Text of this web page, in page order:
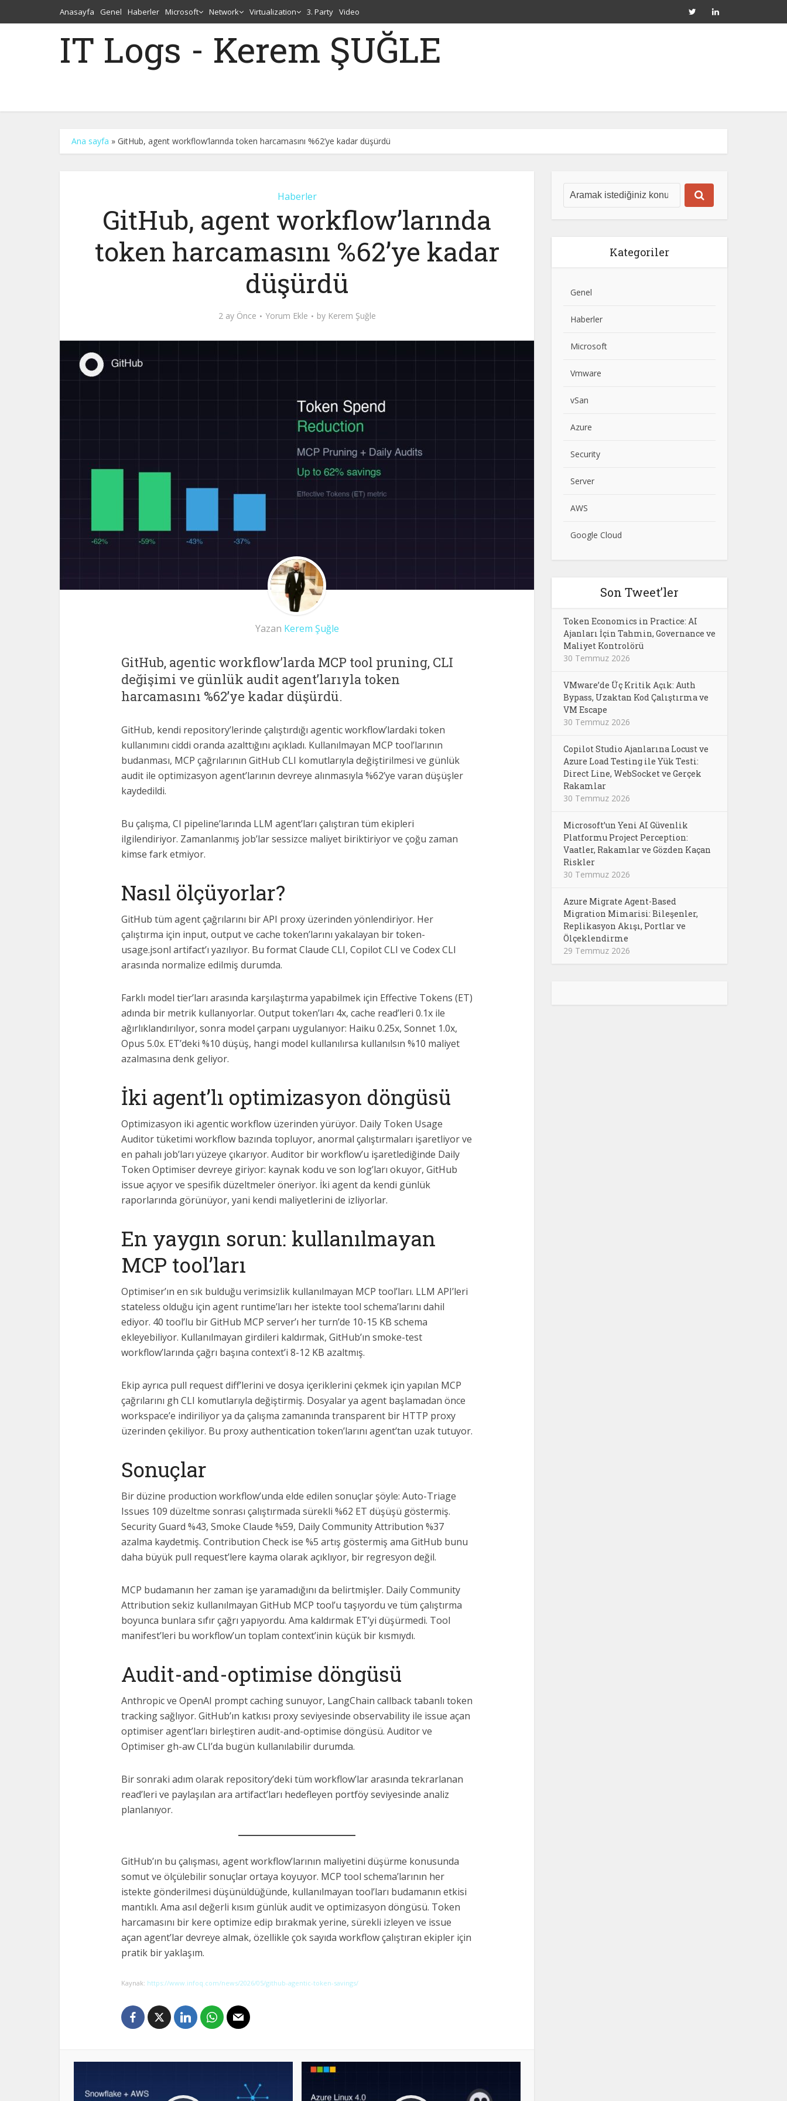
Anasayfa Genel Haberler Microsoft Network Virtualization 3. Party Video
IT Logs - Kerem ŞUĞLE
Ana sayfa » GitHub, agent workflow’larında token harcamasını %62’ye kadar düşürdü
Haberler
GitHub, agent workflow’larında
token harcamasını %62’ye kadar
düşürdü
2 ay Önce Yorum Ekle by Kerem Şuğle
Yazan Kerem Şuğle
GitHub, agentic workflow’larda MCP tool pruning, CLI
değişimi ve günlük audit agent’larıyla token
harcamasını %62’ye kadar düşürdü.
GitHub, kendi repository’lerinde çalıştırdığı agentic workflow’lardaki token
kullanımını ciddi oranda azalttığını açıkladı. Kullanılmayan MCP tool’larının
budanması, MCP çağrılarının GitHub CLI komutlarıyla değiştirilmesi ve günlük
audit ile optimizasyon agent’larının devreye alınmasıyla %62’ye varan düşüşler
kaydedildi.
Bu çalışma, CI pipeline’larında LLM agent’ları çalıştıran tüm ekipleri
ilgilendiriyor. Zamanlanmış job’lar sessizce maliyet biriktiriyor ve çoğu zaman
kimse fark etmiyor.
Nasıl ölçüyorlar?
GitHub tüm agent çağrılarını bir API proxy üzerinden yönlendiriyor. Her
çalıştırma için input, output ve cache token’larını yakalayan bir token-
usage.jsonl artifact’ı yazılıyor. Bu format Claude CLI, Copilot CLI ve Codex CLI
arasında normalize edilmiş durumda.
Farklı model tier’ları arasında karşılaştırma yapabilmek için Effective Tokens (ET)
adında bir metrik kullanıyorlar. Output token’ları 4x, cache read’leri 0.1x ile
ağırlıklandırılıyor, sonra model çarpanı uygulanıyor: Haiku 0.25x, Sonnet 1.0x,
Opus 5.0x. ET’deki %10 düşüş, hangi model kullanılırsa kullanılsın %10 maliyet
azalmasına denk geliyor.
İki agent’lı optimizasyon döngüsü
Optimizasyon iki agentic workflow üzerinden yürüyor. Daily Token Usage
Auditor tüketimi workflow bazında topluyor, anormal çalıştırmaları işaretliyor ve
en pahalı job’ları yüzeye çıkarıyor. Auditor bir workflow’u işaretlediğinde Daily
Token Optimiser devreye giriyor: kaynak kodu ve son log’ları okuyor, GitHub
issue açıyor ve spesifik düzeltmeler öneriyor. İki agent da kendi günlük
raporlarında görünüyor, yani kendi maliyetlerini de izliyorlar.
En yaygın sorun: kullanılmayan
MCP tool’ları
Optimiser’ın en sık bulduğu verimsizlik kullanılmayan MCP tool’ları. LLM API’leri
stateless olduğu için agent runtime’ları her istekte tool schema’larını dahil
ediyor. 40 tool’lu bir GitHub MCP server’ı her turn’de 10-15 KB schema
ekleyebiliyor. Kullanılmayan girdileri kaldırmak, GitHub’ın smoke-test
workflow’larında çağrı başına context’i 8-12 KB azaltmış.
Ekip ayrıca pull request diff’lerini ve dosya içeriklerini çekmek için yapılan MCP
çağrılarını gh CLI komutlarıyla değiştirmiş. Dosyalar ya agent başlamadan önce
workspace’e indiriliyor ya da çalışma zamanında transparent bir HTTP proxy
üzerinden çekiliyor. Bu proxy authentication token’larını agent’tan uzak tutuyor.
Sonuçlar
Bir düzine production workflow’unda elde edilen sonuçlar şöyle: Auto-Triage
Issues 109 düzeltme sonrası çalıştırmada sürekli %62 ET düşüşü göstermiş.
Security Guard %43, Smoke Claude %59, Daily Community Attribution %37
azalma kaydetmiş. Contribution Check ise %5 artış göstermiş ama GitHub bunu
daha büyük pull request’lere kayma olarak açıklıyor, bir regresyon değil.
MCP budamanın her zaman işe yaramadığını da belirtmişler. Daily Community
Attribution sekiz kullanılmayan GitHub MCP tool’u taşıyordu ve tüm çalıştırma
boyunca bunlara sıfır çağrı yapıyordu. Ama kaldırmak ET’yi düşürmedi. Tool
manifest’leri bu workflow’un toplam context’inin küçük bir kısmıydı.
Audit-and-optimise döngüsü
Anthropic ve OpenAI prompt caching sunuyor, LangChain callback tabanlı token
tracking sağlıyor. GitHub’ın katkısı proxy seviyesinde observability ile issue açan
optimiser agent’ları birleştiren audit-and-optimise döngüsü. Auditor ve
Optimiser gh-aw CLI’da bugün kullanılabilir durumda.
Bir sonraki adım olarak repository’deki tüm workflow’lar arasında tekrarlanan
read’leri ve paylaşılan ara artifact’ları hedefleyen portföy seviyesinde analiz
planlanıyor.
GitHub’ın bu çalışması, agent workflow’larının maliyetini düşürme konusunda
somut ve ölçülebilir sonuçlar ortaya koyuyor. MCP tool schema’larının her
istekte gönderilmesi düşünüldüğünde, kullanılmayan tool’ları budamanın etkisi
mantıklı. Ama asıl değerli kısım günlük audit ve optimizasyon döngüsü. Token
harcamasını bir kere optimize edip bırakmak yerine, sürekli izleyen ve issue
açan agent’lar devreye almak, özellikle çok sayıda workflow çalıştıran ekipler için
pratik bir yaklaşım.
Kaynak: https://www.infoq.com/news/2026/05/github-agentic-token-savings/
Kategoriler
Genel
Haberler
Microsoft
Vmware
vSan
Azure
Security
Server
AWS
Google Cloud
Son Tweet’ler
Token Economics in Practice: AI
Ajanları İçin Tahmin, Governance ve
Maliyet Kontrolörü
30 Temmuz 2026
VMware’de Üç Kritik Açık: Auth
Bypass, Uzaktan Kod Çalıştırma ve
VM Escape
30 Temmuz 2026
Copilot Studio Ajanlarına Locust ve
Azure Load Testing ile Yük Testi:
Direct Line, WebSocket ve Gerçek
Rakamlar
30 Temmuz 2026
Microsoft’un Yeni AI Güvenlik
Platformu Project Perception:
Vaatler, Rakamlar ve Gözden Kaçan
Riskler
30 Temmuz 2026
Azure Migrate Agent-Based
Migration Mimarisi: Bileşenler,
Replikasyon Akışı, Portlar ve
Ölçeklendirme
29 Temmuz 2026